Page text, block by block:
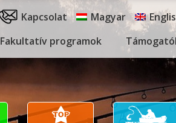
Fakultatív programok
Kapcsolat Magyar